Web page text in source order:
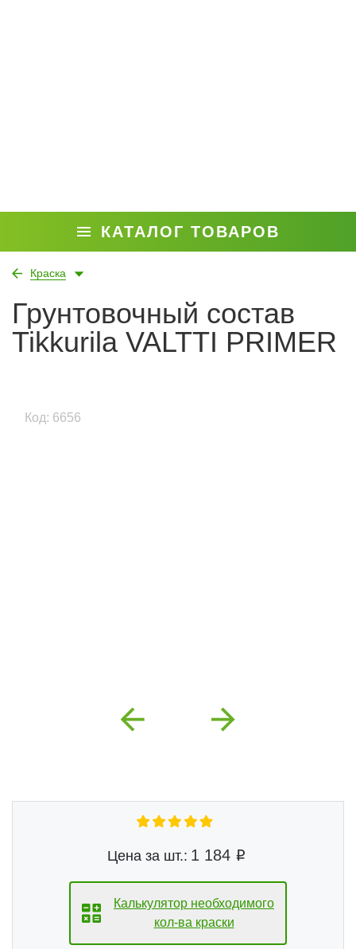
КАТАЛОГ ТОВАРОВ
Краска
Грунтовочный состав
Tikkurila VALTTI PRIMER
Код: 6656
Previous Next
Цена за шт.: 1 184
Калькулятор необходимого
кол-ва краски